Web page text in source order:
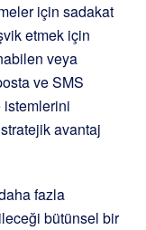
için sadakat
etmek için
veya
ve SMS
avantaj
fazla
bütünsel bir